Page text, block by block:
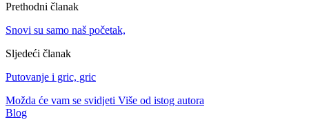
Prethodni članak
Snovi su samo naš početak,
Sljedeći članak
Putovanje i gric, gric
Možda će vam se svidjeti Više od istog autora
Blog